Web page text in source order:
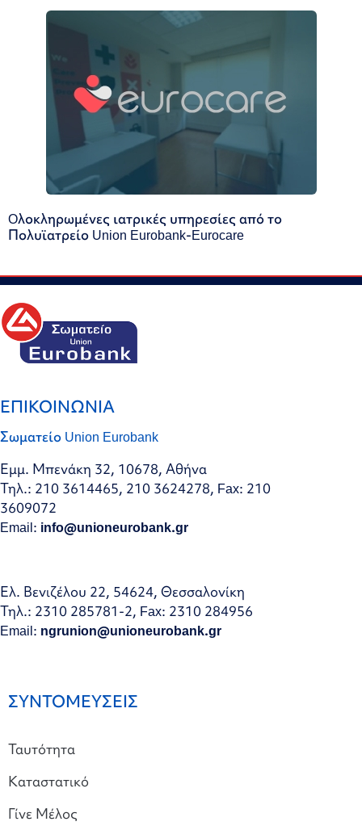
Oλοκληρωμένες ιατρικές υπηρεσίες από το
Πολυϊατρείο Union Eurobank-Eurocare
ΕΠΙΚΟΙΝΩΝΙΑ
Σωματείο Union Eurobank
Εμμ. Μπενάκη 32, 10678, Αθήνα
Τηλ.: 210 3614465, 210 3624278, Fax: 210
3609072
Email: info@unioneurobank.gr
Ελ. Βενιζέλου 22, 54624, Θεσσαλονίκη
Τηλ.: 2310 285781-2, Fax: 2310 284956
Email: ngrunion@unioneurobank.gr
ΣΥΝΤΟΜΕΥΣΕΙΣ
Ταυτότητα
Καταστατικό
Γίνε Μέλος